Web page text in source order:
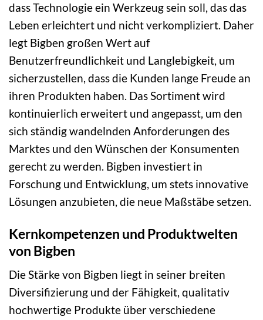
dass Technologie ein Werkzeug sein soll, das das
Leben erleichtert und nicht verkompliziert. Daher
legt Bigben großen Wert auf
Benutzerfreundlichkeit und Langlebigkeit, um
sicherzustellen, dass die Kunden lange Freude an
ihren Produkten haben. Das Sortiment wird
kontinuierlich erweitert und angepasst, um den
sich ständig wandelnden Anforderungen des
Marktes und den Wünschen der Konsumenten
gerecht zu werden. Bigben investiert in
Forschung und Entwicklung, um stets innovative
Lösungen anzubieten, die neue Maßstäbe setzen.
Kernkompetenzen und Produktwelten
von Bigben
Die Stärke von Bigben liegt in seiner breiten
Diversifizierung und der Fähigkeit, qualitativ
hochwertige Produkte über verschiedene